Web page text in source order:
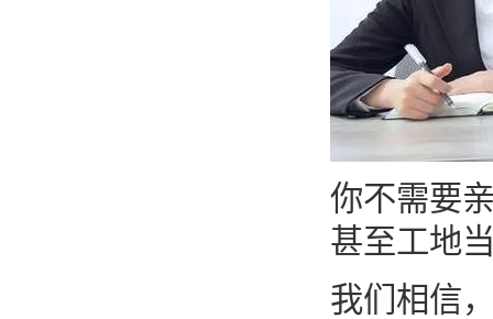
你不需要
甚至工地
我们相信